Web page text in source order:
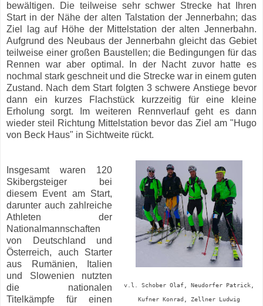
bewältigen. Die teilweise sehr schwer Strecke hat Ihren
Start in der Nähe der alten Talstation der Jennerbahn; das
Ziel lag auf Höhe der Mittelstation der alten Jennerbahn.
Aufgrund des Neubaus der Jennerbahn gleicht das Gebiet
teilweise einer großen Baustellen; die Bedingungen für das
Rennen war aber optimal. In der Nacht zuvor hatte es
nochmal stark geschneit und die Strecke war in einem guten
Zustand. Nach dem Start folgten 3 schwere Anstiege bevor
dann ein kurzes Flachstück kurzzeitig für eine kleine
Erholung sorgt. Im weiteren Rennverlauf geht es dann
wieder steil Richtung Mittelstation bevor das Ziel am "Hugo
von Beck Haus" in Sichtweite rückt.
v.l. Schober Olaf, Neudorfer Patrick,
Kufner Konrad, Zellner Ludwig
Insgesamt waren 120
Skibergsteiger bei
diesem Event am Start,
darunter auch zahlreiche
Athleten der
Nationalmannschaften
von Deutschland und
Österreich, auch Starter
aus Rumänien, Italien
und Slowenien nutzten
die nationalen
Titelkämpfe für einen